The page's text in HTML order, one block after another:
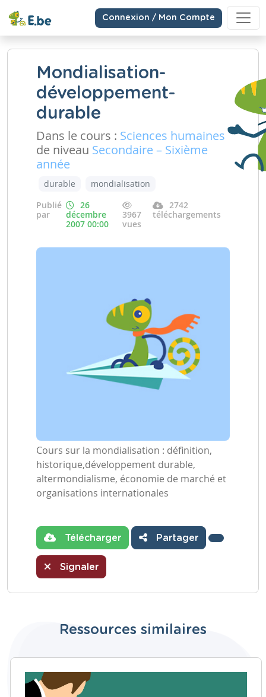
Connexion / Mon Compte
Mondialisation-
développement-
durable
Dans le cours : Sciences humaines
de niveau Secondaire – Sixième
année
durable
mondialisation
Publié
par
26
décembre
2007 00:00
3967
vues
2742
téléchargements
Cours sur la mondialisation : définition,
historique,développement durable,
altermondialisme, économie de marché et
organisations internationales
Télécharger Partager
Signaler
Ressources similaires